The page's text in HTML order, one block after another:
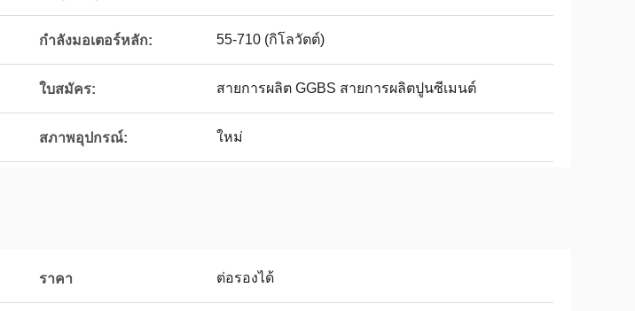
กำลังมอเตอร์หลัก: 55-710 (กิโลวัตต์)
ใบสมัคร: สายการผลิต GGBS สายการผลิตปูนซีเมนต์
สภาพอุปกรณ์: ใหม่
ราคา ต่อรองได้